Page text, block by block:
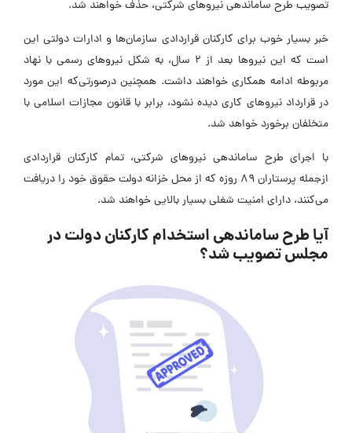
تصویب طرح ساماندهی نیروهای شرکتی، حذف خواهند شد.
خبر بسیار خوب برای کارکنان قراردادی سازمان‌ها و ادارات دولتی این
است که این نیروها بعد از 2 سال، به شکل نیروهای رسمی با نهاد
مربوطه ادامه همکاری خواهند داشت. همچنین درصورتی‌که این مورد
در قرارداد نیروهای کاری دیده نشود، برابر با قانون مجازات اسلامی با
متخلفان برخورد خواهد شد.
با اجرای طرح ساماندهی نیروهای شرکتی، تمام کارکنان قراردادی
ازجمله پرستاران 89 روزه که از محل خزانه دولت حقوق خود را دریافت
می‌کنند، دارای امنیت شغلی بسیار بالایی خواهند شد.
آیا طرح ساماندهی استخدام کارکنان دولت در
مجلس تصویب شد؟